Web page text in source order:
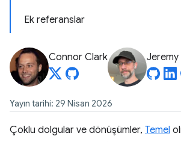
Ek referanslar
Connor Clark
Yayın tarihi: 29 Nisan 2026
Çoklu dolgular ve dönüşümler, Temel